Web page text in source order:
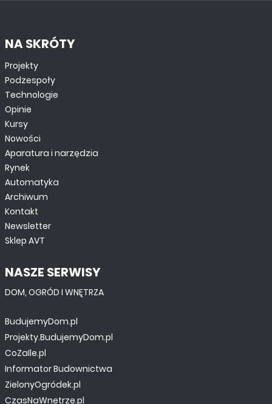
NA SKRÓTY
Projekty
Podzespoły
Technologie
Opinie
Kursy
Nowości
Aparatura i narzędzia
Rynek
Automatyka
Archiwum
Kontakt
Newsletter
Sklep AVT
NASZE SERWISY
DOM, OGRÓD I WNĘTRZA
BudujemyDom.pl
Projekty.BudujemyDom.pl
CoZaIle.pl
Informator Budownictwa
ZielonyOgródek.pl
CzasNaWnetrze.pl